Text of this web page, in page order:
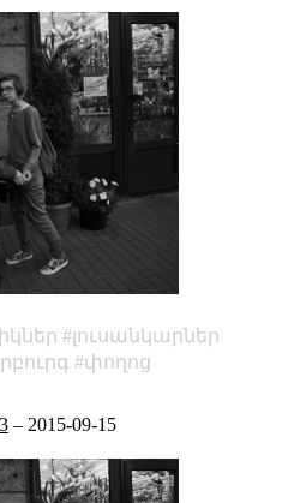
լուսանկարներ
փողոց
– 2015-09-15